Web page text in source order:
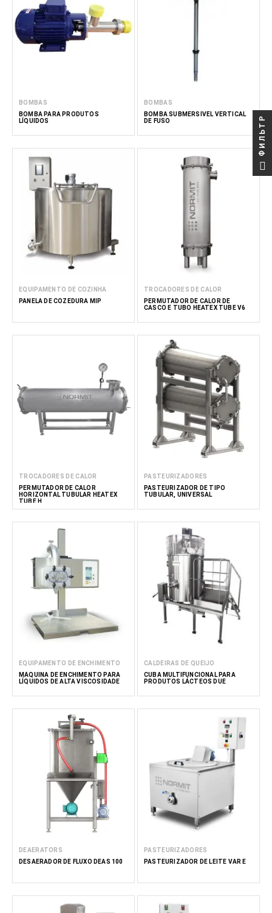
BOMBAS
BOMBA PARA PRODUTOS
LÍQUIDOS
BOMBAS
BOMBA SUBMERSÍVEL VERTICAL
DE FUSO
EQUIPAMENTO DE COZINHA
PANELA DE COZEDURA MIP
TROCADORES DE CALOR
PERMUTADOR DE CALOR DE
CASCO E TUBO HEATEX TUBE V6
TROCADORES DE CALOR
PERMUTADOR DE CALOR
HORIZONTAL TUBULAR HEATEX
TUBE H
PASTEURIZADORES
PASTEURIZADOR DE TIPO
TUBULAR, UNIVERSAL
EQUIPAMENTO DE ENCHIMENTO
MÁQUINA DE ENCHIMENTO PARA
LÍQUIDOS DE ALTA VISCOSIDADE
CALDEIRAS DE QUEIJO
CUBA MULTIFUNCIONAL PARA
PRODUTOS LÁCTEOS DUE
DEAERATORS
DESAERADOR DE FLUXO DEAS 100
PASTEURIZADORES
PASTEURIZADOR DE LEITE VAR E
ФИЛЬТР